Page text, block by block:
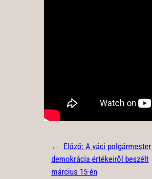
← Előző: A váci
demokrácia értékeiről beszélt
március 15-én